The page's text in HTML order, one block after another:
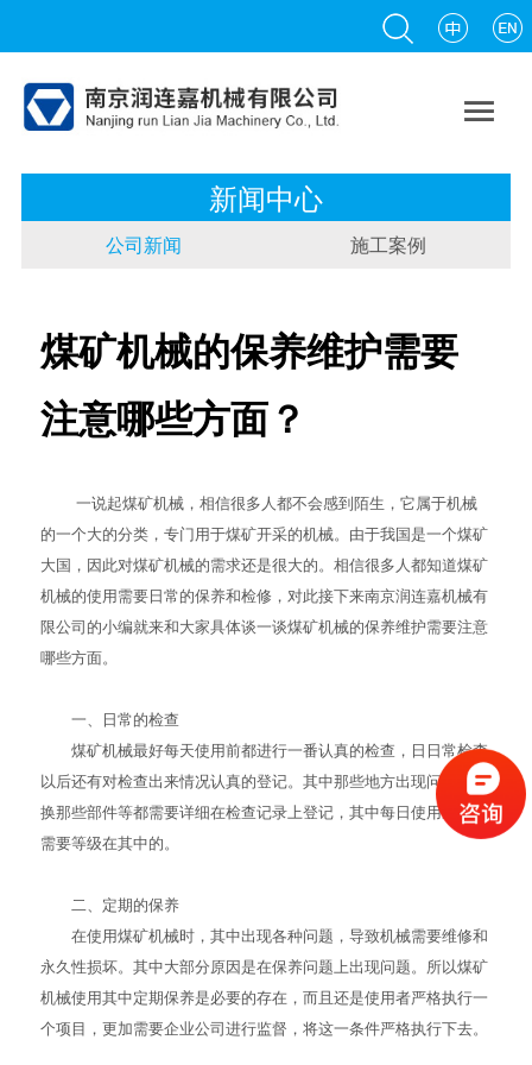

新闻中心
公司新闻 施工案例
煤矿机械的保养维护需要
注意哪些方面？
一说起煤矿机械 ，相信很多人都不会感到陌生，它属于机械
的一个大的分类，专门用于煤矿开采的机械。由于我国是一个煤矿
大国，因此对煤矿机械的需求还是很大的。相信很多人都知道煤矿
机械的使用需要日常的保养和检修，对此接下来南京润连嘉机械有
限公司的小编就来和大家具体谈一谈煤矿机械的保养维护需要注意
哪些方面。
一、日常的检查
煤矿机械最好每天使用前都进行一番认真的检查，日日常检查
以后还有对检查出来情况认真的登记。其中那些地方出现问题，跟
换那些部件等都需要详细在检查记录上登记，其中每日使用量也是
需要等级在其中的。
二、定期的保养
在使用煤矿机械时，其中出现各种问题，导致机械需要维修和
永久性损坏。其中大部分原因是在保养问题上出现问题。所以煤矿
机械使用其中定期保养是必要的存在，而且还是使用者严格执行一
个项目，更加需要企业公司进行监督，将这一条件严格执行下去。